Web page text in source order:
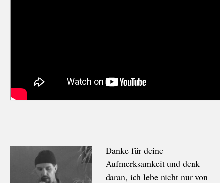
Danke für deine
Aufmerksamkeit und denk
daran, ich lebe nicht nur von